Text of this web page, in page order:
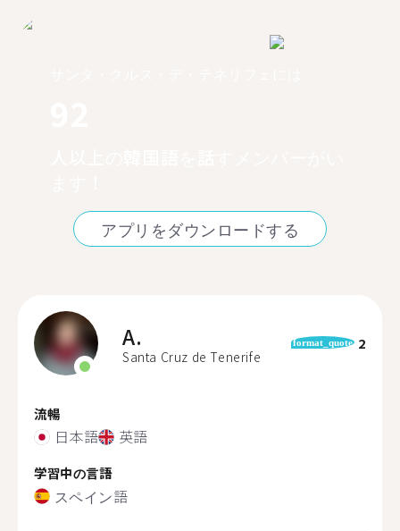
アプリをダウンロードする
A.
Santa Cruz de Tenerife
format_quote 2
流暢
日本語 英語
学習中の言語
スペイン語